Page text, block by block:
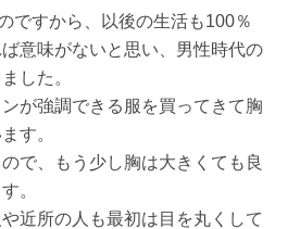
ですから、以後の生活も100％
意味がないと思い、男性時代の
した。
が強調できる服を買ってきて胸
す。
で、もう少し胸は大きくても良
。
近所の人も最初は目を丸くして